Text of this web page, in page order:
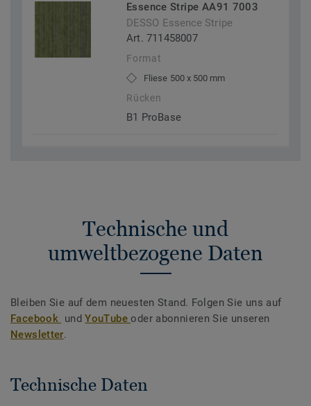
Essence Stripe AA91 7003
DESSO Essence Stripe
Art. 711458007
Format
Fliese 500 x 500 mm
Rücken
B1 ProBase
Technische und
umweltbezogene Daten
Bleiben Sie auf dem neuesten Stand. Folgen Sie uns auf
Facebook undYouTubeoder abonnieren Sie unseren
Newsletter.
Technische Daten